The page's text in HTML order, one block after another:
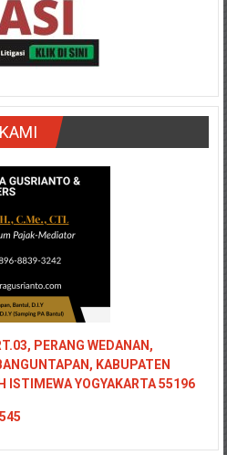
PERANG WEDANAN,
KABUPATEN
ISTIMEWA YOGYAKARTA 55196